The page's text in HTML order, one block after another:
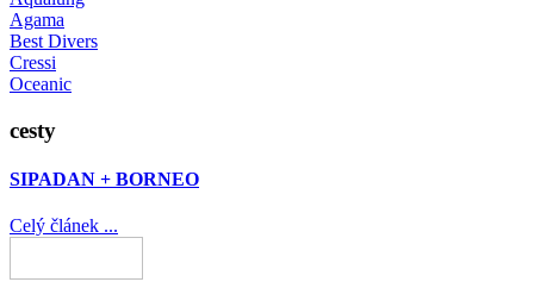
Agama
Best Divers
Cressi
Oceanic
cesty
SIPADAN + BORNEO
Celý článek ...